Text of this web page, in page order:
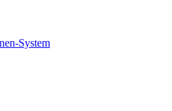
System